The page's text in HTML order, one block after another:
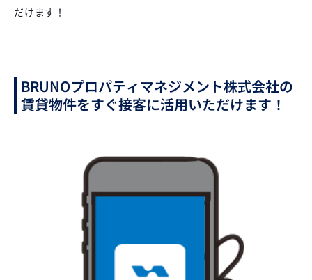
だけます！
BRUNOプロパティマネジメント株式会社の
賃貸物件をすぐ接客に活用いただけます！